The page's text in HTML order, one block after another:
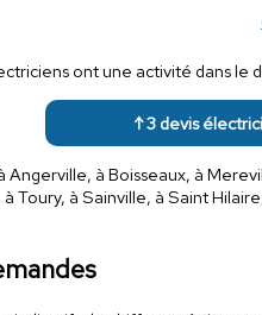
ont une activité dans le
↑ 3 devis
Angerville, à Boisseaux, à
Toury, à Sainville, à Saint